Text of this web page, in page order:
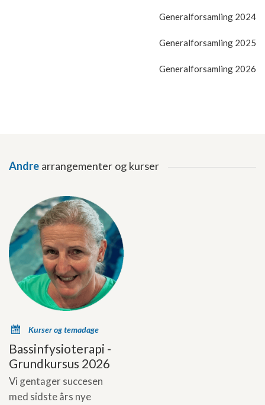
Generalforsamling 2024
Generalforsamling 2025
Generalforsamling 2026
Andre arrangementer og kurser
x Kurser og temadage
Bassinfysioterapi -
Grundkursus 2026
Vi gentager succesen
med sidste års nye